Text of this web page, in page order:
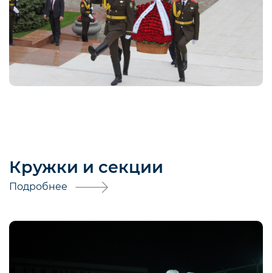
Кружки и секции
Подробнее